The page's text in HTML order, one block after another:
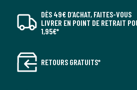
DÈS 49€ D’ACHAT, FAITES-VOUS
LIVRER EN POINT DE RETRAIT
1,95€*
RETOURS GRATUITS*